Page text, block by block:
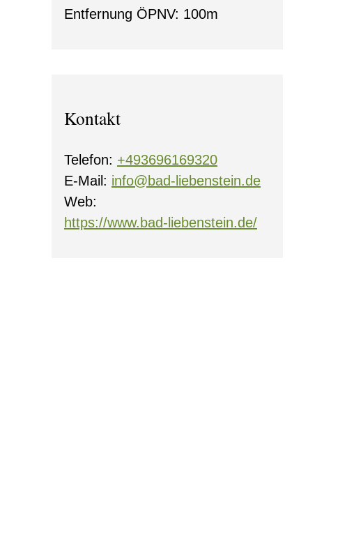
Entfernung ÖPNV: 100m
Kontakt
Telefon: +493696169320
E-Mail: info@bad-liebenstein.de
Web:
https://www.bad-liebenstein.de/